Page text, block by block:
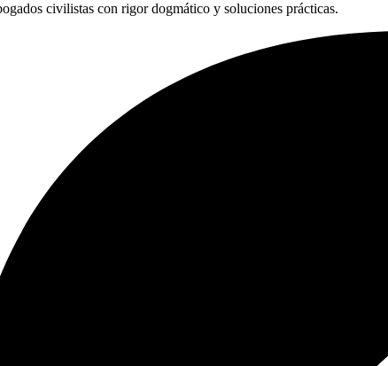
civilistas con rigor dogmático y soluciones prácticas.